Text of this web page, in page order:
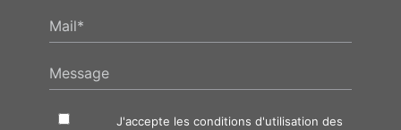
Mail*
Message
J'accepte les conditions d'utilisation des